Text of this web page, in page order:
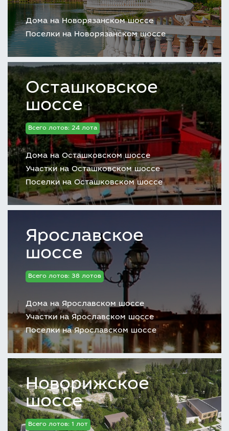
Дома на Новорязанском шоссе
Поселки на Новорязанском шоссе
Осташковское
шоссе
Всего лотов: 24 лота
Дома на Осташковском шоссе
Участки на Осташковском шоссе
Поселки на Осташковском шоссе
Ярославское
шоссе
Всего лотов: 38 лотов
Дома на Ярославском шоссе
Участки на Ярославском шоссе
Поселки на Ярославском шоссе
Новорижское
шоссе
Всего лотов: 1 лот